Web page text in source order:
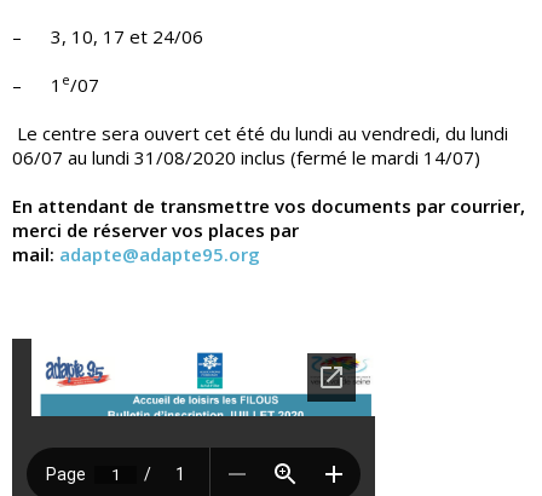
– 3, 10, 17 et 24/06
– 1 e/07
Le centre sera ouvert cet été du lundi au vendredi, du lundi
06/07 au lundi 31/08/2020 inclus (fermé le mardi 14/07)
En attendant de transmettre vos documents par courrier,
merci de réserver vos places par
mail: adapte@adapte95.org